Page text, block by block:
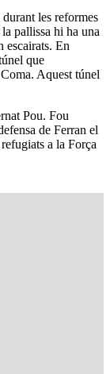
les reformes
pallissa hi ha una
escairats. En
que
Aquest túnel
Pou. Fou
de Ferran el
a la Força